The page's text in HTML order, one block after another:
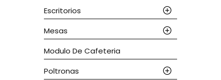
Escritorios
Mesas
Modulo De Cafeteria
Poltronas